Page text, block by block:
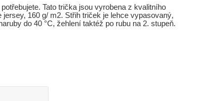
Tato trička jsou vyrobena z kvalitního
160 g/ m2. Střih triček je lehce vypasovaný,
do 40 °C, žehlení taktéž po rubu na 2. stupeň.